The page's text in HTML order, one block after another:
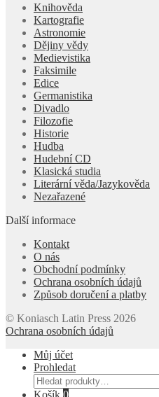
Knihověda
Kartografie
Astronomie
Dějiny vědy
Medievistika
Faksimile
Edice
Germanistika
Divadlo
Filozofie
Historie
Hudba
Hudební CD
Klasická studia
Literární věda/Jazykověda
Nezařazené
Další informace
Kontakt
O nás
Obchodní podmínky
Ochrana osobních údajů
Způsob doručení a platby
© Koniasch Latin Press 2026
Ochrana osobních údajů
Můj účet
Prohledat
Hledat:
Košík 0